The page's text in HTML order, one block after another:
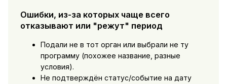
Ошибки, из-за которых чаще всего
отказывают или "режут" период
Подали не в тот орган или выбрали не ту
программу (похожее название, разные
условия).
Не подтверждён статус/событие на дату